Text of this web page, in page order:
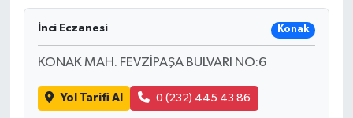
İnci Eczanesi Konak
KONAK MAH. FEVZİPAŞA BULVARI NO:6
Yol Tarifi Al 0 (232) 445 43 86